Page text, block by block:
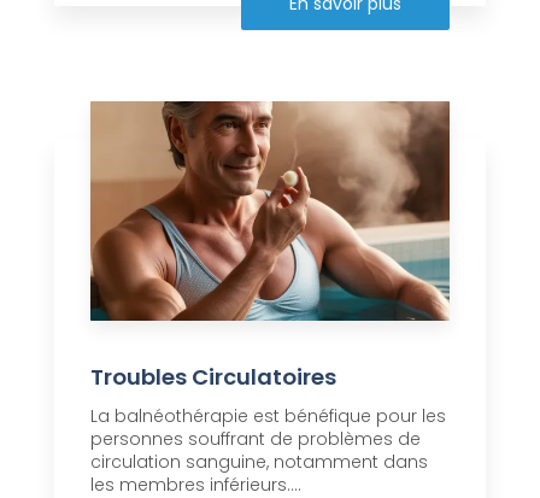
Troubles Circulatoires
La balnéothérapie est bénéfique pour les
personnes souffrant de problèmes de
circulation sanguine, notamment dans
les membres inférieurs....